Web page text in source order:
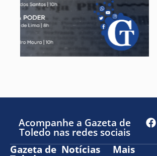
Acompanhe a Gazeta de
Toledo nas redes sociais
Gazeta de Notícias Mais